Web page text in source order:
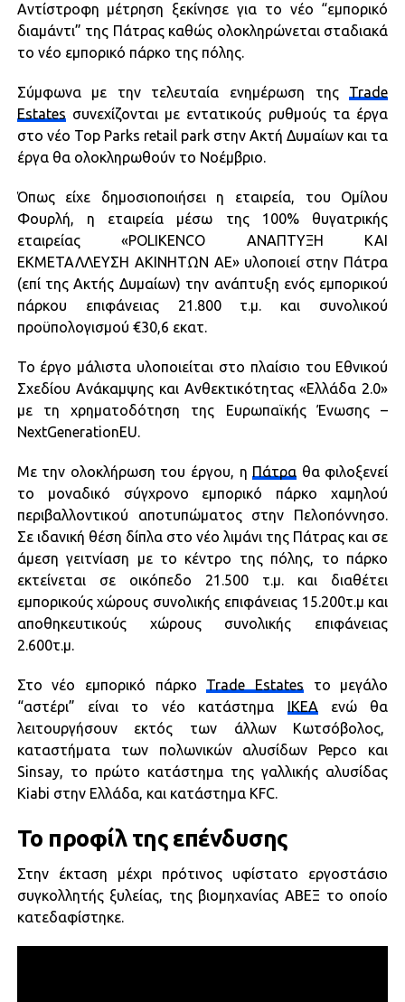
Αντίστροφη μέτρηση ξεκίνησε για το νέο “εμπορικό
διαμάντι” της Πάτρας καθώς ολοκληρώνεται σταδιακά
το νέο εμπορικό πάρκο της πόλης.
Σύμφωνα με την τελευταία ενημέρωση της Trade
Estates συνεχίζονται με εντατικούς ρυθμούς τα έργα
στο νέο Top Parks retail park στην Ακτή Δυμαίων και τα
έργα θα ολοκληρωθούν το Νοέμβριο.
Όπως είχε δημοσιοποιήσει η εταιρεία, του Ομίλου
Φουρλή, η εταιρεία μέσω της 100% θυγατρικής
εταιρείας «POLIKENCO ΑΝΑΠΤΥΞΗ ΚΑΙ
ΕΚΜΕΤΑΛΛΕΥΣΗ ΑΚΙΝΗΤΩΝ ΑΕ» υλοποιεί στην Πάτρα
(επί της Ακτής Δυμαίων) την ανάπτυξη ενός εμπορικού
πάρκου επιφάνειας 21.800 τ.μ. και συνολικού
προϋπολογισμού €30,6 εκατ.
Το έργο μάλιστα υλοποιείται στο πλαίσιο του Εθνικού
Σχεδίου Ανάκαμψης και Ανθεκτικότητας «Ελλάδα 2.0»
με τη χρηματοδότηση της Ευρωπαϊκής Ένωσης –
NextGenerationEU.
Με την ολοκλήρωση του έργου, η Πάτρα θα φιλοξενεί
το μοναδικό σύγχρονο εμπορικό πάρκο χαμηλού
περιβαλλοντικού αποτυπώματος στην Πελοπόννησο.
Σε ιδανική θέση δίπλα στο νέο λιμάνι της Πάτρας και σε
άμεση γειτνίαση με το κέντρο της πόλης, το πάρκο
εκτείνεται σε οικόπεδο 21.500 τ.μ. και διαθέτει
εμπορικούς χώρους συνολικής επιφάνειας 15.200τ.μ και
αποθηκευτικούς χώρους συνολικής επιφάνειας
2.600τ.μ.
Στο νέο εμπορικό πάρκο Trade Estates το μεγάλο
“αστέρι” είναι το νέο κατάστημα IKEA ενώ θα
λειτουργήσουν εκτός των άλλων Κωτσόβολος,
καταστήματα των πολωνικών αλυσίδων Pepco και
Sinsay, το πρώτο κατάστημα της γαλλικής αλυσίδας
Kiabi στην Ελλάδα, και κατάστημα KFC.
Το προφίλ της επένδυσης
Στην έκταση μέχρι πρότινος υφίστατο εργοστάσιο
συγκολλητής ξυλείας, της βιομηχανίας ΑΒΕΞ το οποίο
κατεδαφίστηκε.